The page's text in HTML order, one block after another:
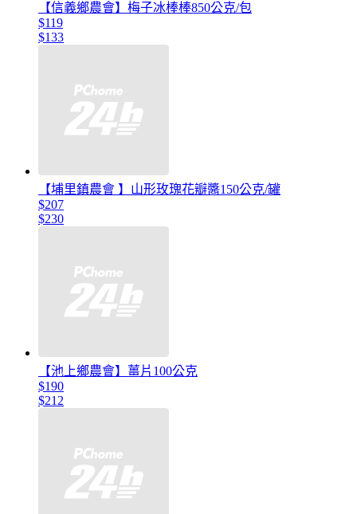
【信義鄉農會】梅子冰棒棒850公克/包
$119
$133
【埔里鎮農會 】山形玫瑰花瓣醬150公克/罐
$207
$230
【池上鄉農會】薑片100公克
$190
$212